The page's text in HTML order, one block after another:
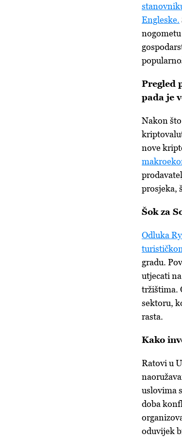
Engleske.
Pregled
pada je
Nakon
nove
prosjeka,
Šok za
Odluka
gradu.
utjecati
tržištima.
sektoru,
rasta.
Kako
Ratovi u
uslovima
doba
oduvijek